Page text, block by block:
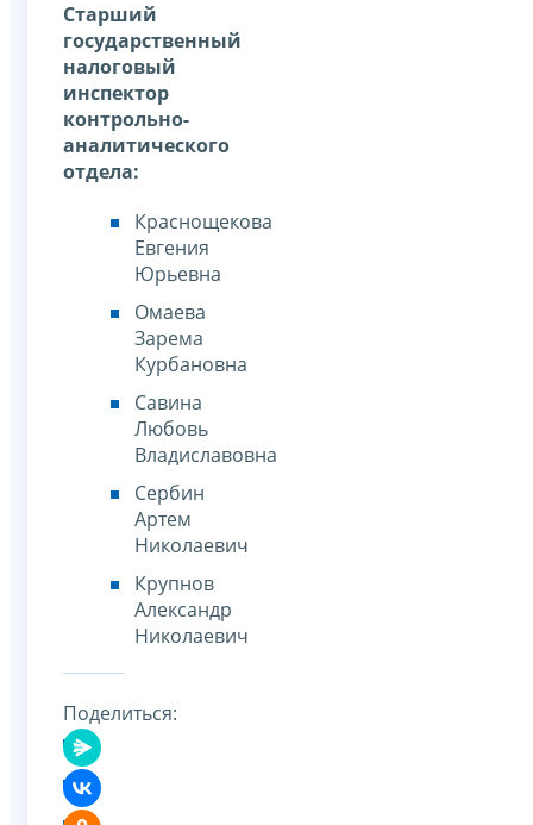
Старший
государственный
налоговый
инспектор
контрольно-
аналитического
отдела:
Краснощекова
Евгения
Юрьевна
Омаева
Зарема
Курбановна
Савина
Любовь
Владиславовна
Сербин
Артем
Николаевич
Крупнов
Александр
Николаевич
Поделиться: